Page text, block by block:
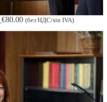
€80.00 (без НДС/sin IVA)